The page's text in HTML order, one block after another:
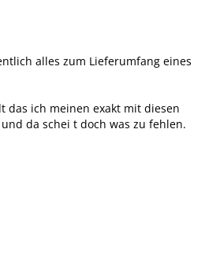
alles zum Lieferumfang eines
das ich meinen exakt mit diesen
da schei t doch was zu fehlen.